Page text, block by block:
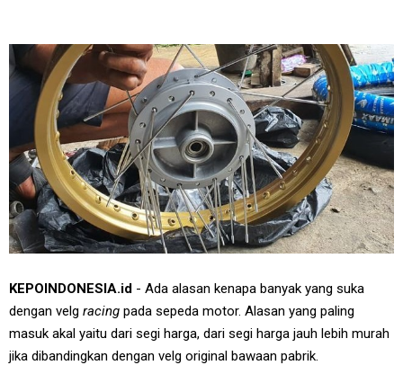
KEPOINDONESIA.id - Ada alasan kenapa banyak yang suka
dengan velg racing pada sepeda motor. Alasan yang paling
masuk akal yaitu dari segi harga, dari segi harga jauh lebih murah
jika dibandingkan dengan velg original bawaan pabrik.